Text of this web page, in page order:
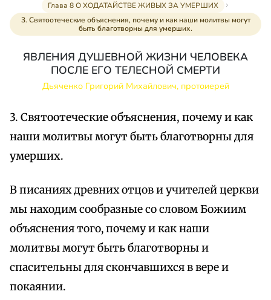
Глава 8 О ХОДАТАЙСТВЕ ЖИВЫХ ЗА УМЕРШИХ
3. Святоотеческие объяснения, почему и как наши молитвы могут
быть благотворны для умерших.
ЯВЛЕНИЯ ДУШЕВНОЙ ЖИЗНИ ЧЕЛОВЕКА
ПОСЛЕ ЕГО ТЕЛЕСНОЙ СМЕРТИ
Дьяченко Григорий Михайлович, протоиерей
3. Святоотеческие объяснения, почему и как
наши молитвы могут быть благотворны для
умерших.
В писаниях древних отцов и учителей церкви
мы находим сообразные со словом Божиим
объяснения того, почему и как наши
молитвы могут быть благотворны и
спасительны для скончавшихся в вере и
покаянии.